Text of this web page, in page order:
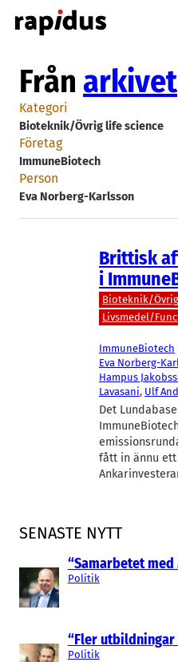
Hoppa
till
SENASTE NYTT
“Samarbetet
Politik
“Fler
Politik
Från arkivet
Kategori
Bioteknik/Övrig life science
Företag
ImmuneBiotech
Person
Eva Norberg-Karlsson
Brittisk
i
Bioteknik/
Livsmedel/
ImmuneBiotech
Eva Norberg-
Hampus
Lavasani, Ulf
Det
fått in ännu